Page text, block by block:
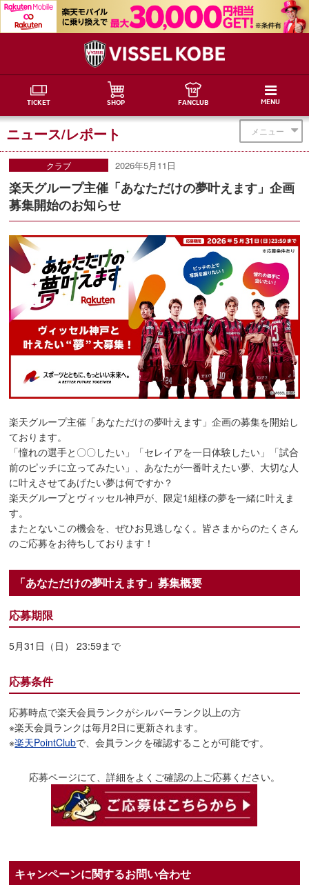
TICKET SHOP FANCLUB MENU
メニュー
ニュース/レポート
クラブ 2026年5月11日
楽天グループ主催「あなただけの夢叶えます」企画
募集開始のお知らせ
楽天グループ主催「あなただけの夢叶えます」企画の募集を開始し
ております。
「憧れの選手と〇〇したい」「セレイアを一日体験したい」「試合
前のピッチに立ってみたい」、あなたが一番叶えたい夢、大切な人
に叶えさせてあげたい夢は何ですか？
楽天グループとヴィッセル神戸が、限定1組様の夢を一緒に叶えま
す。
またとないこの機会を、ぜひお見逃しなく。皆さまからのたくさん
のご応募をお待ちしております！
「あなただけの夢叶えます」募集概要
応募期限
5月31日（日） 23:59まで
応募条件
応募時点で楽天会員ランクがシルバーランク以上の方
※楽天会員ランクは毎月2日に更新されます。
※楽天PointClubで、会員ランクを確認することが可能です。
応募ページにて、詳細をよくご確認の上ご応募ください。
キャンペーンに関するお問い合わせ